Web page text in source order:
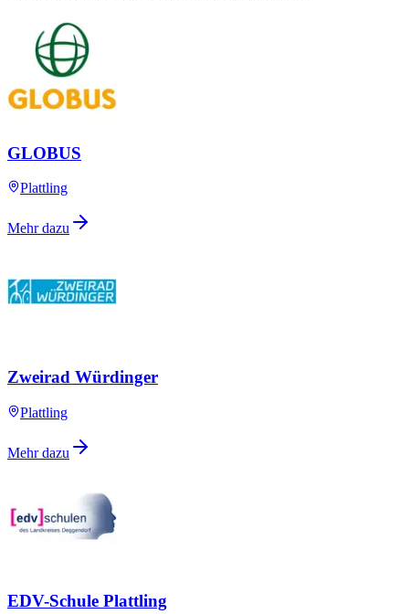
GLOBUS
Plattling
Mehr dazu
Zweirad Würdinger
Plattling
Mehr dazu
EDV-Schule Plattling